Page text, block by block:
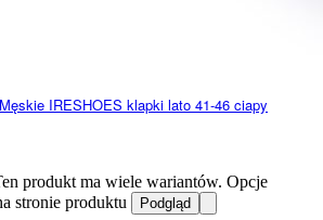
IRESHOES klapki lato 41-46 ciapy
produkt ma wiele wariantów. Opcje
stronie produktu
Podgląd